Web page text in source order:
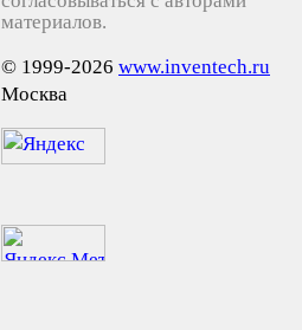
материалов.
© 1999-2026 www.inventech.ru
Москва